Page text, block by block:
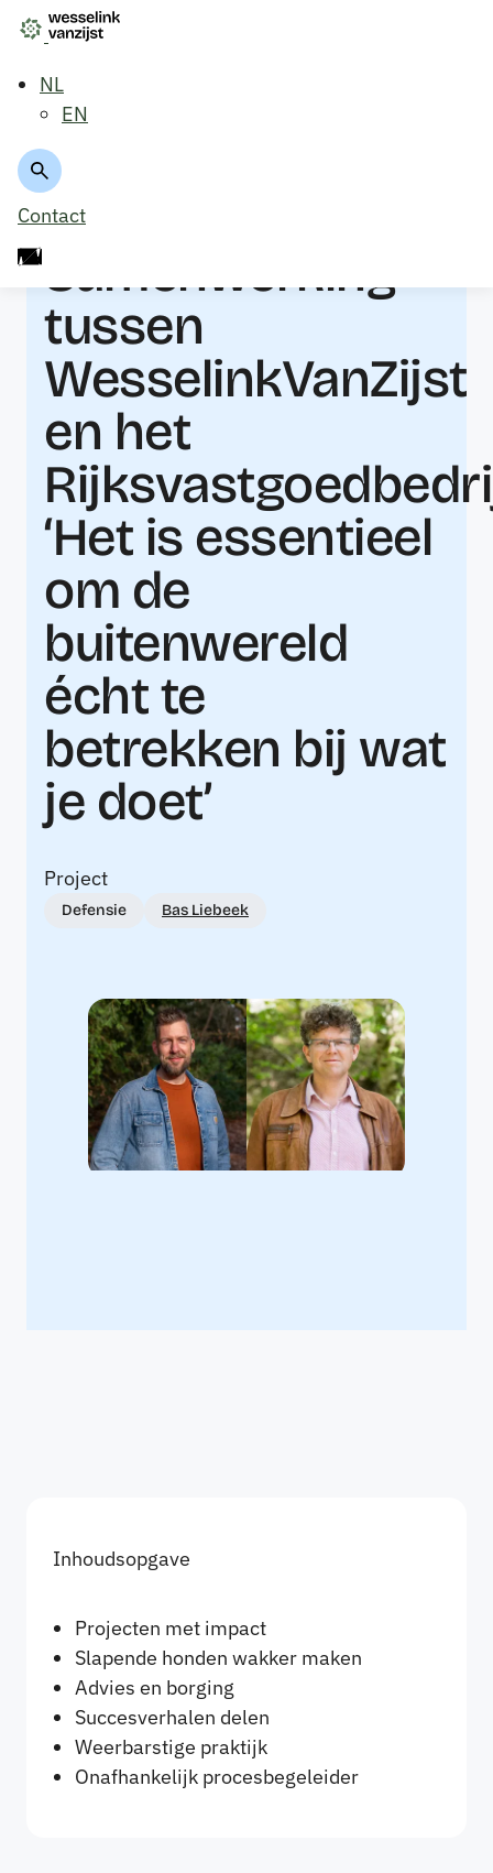
NL
EN
Contact
Samenwerking
tussen
WesselinkVanZijst
en het
‘Het is essentieel
om de
buitenwereld
écht te
betrekken bij wat
je doet’
Project
Defensie Bas Liebeek
Inhoudsopgave
Projecten met impact
Slapende honden wakker maken
Advies en borging
Succesverhalen delen
Weerbarstige praktijk
Onafhankelijk procesbegeleider